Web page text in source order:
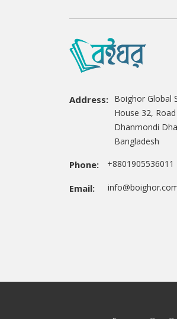
Address: Boighor Global
House 32,
Dhanmondi
Bangladesh
Phone: +8801905536011
Email: